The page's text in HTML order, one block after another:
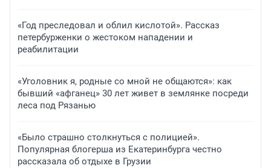
«Год преследовал и облил кислотой». Рассказ
петербурженки о жестоком нападении и
реабилитации
«Уголовник я, родные со мной не общаются»: как
бывший «афганец» 30 лет живет в землянке посреди
леса под Рязанью
«Было страшно столкнуться с полицией».
Популярная блогерша из Екатеринбурга честно
рассказала об отдыхе в Грузии